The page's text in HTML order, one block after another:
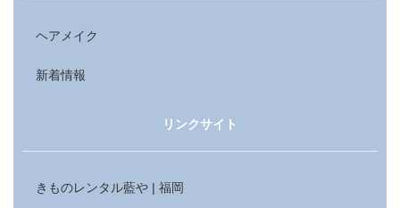
ヘアメイク
新着情報
リンクサイト
きものレンタル藍や | 福岡